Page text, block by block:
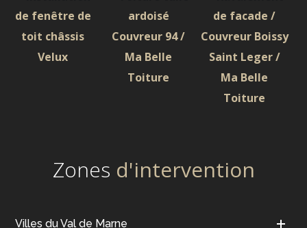
Zones d'intervention
Villes du Val de Marne